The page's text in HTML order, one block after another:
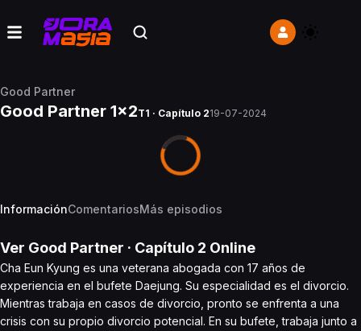
Good Partner
Good Partner 1x2T1 · Capítulo 219-07-2024
InformaciónComentariosMás episodios
Ver Good Partner · Capítulo 2 Online
Cha Eun Kyung es una veterana abogada con 17 años de
experiencia en el bufete Daejung. Su especialidad es el divorcio.
Mientras trabaja en casos de divorcio, pronto se enfrenta a una
crisis con su propio divorcio potencial. En su bufete, trabaja junto a